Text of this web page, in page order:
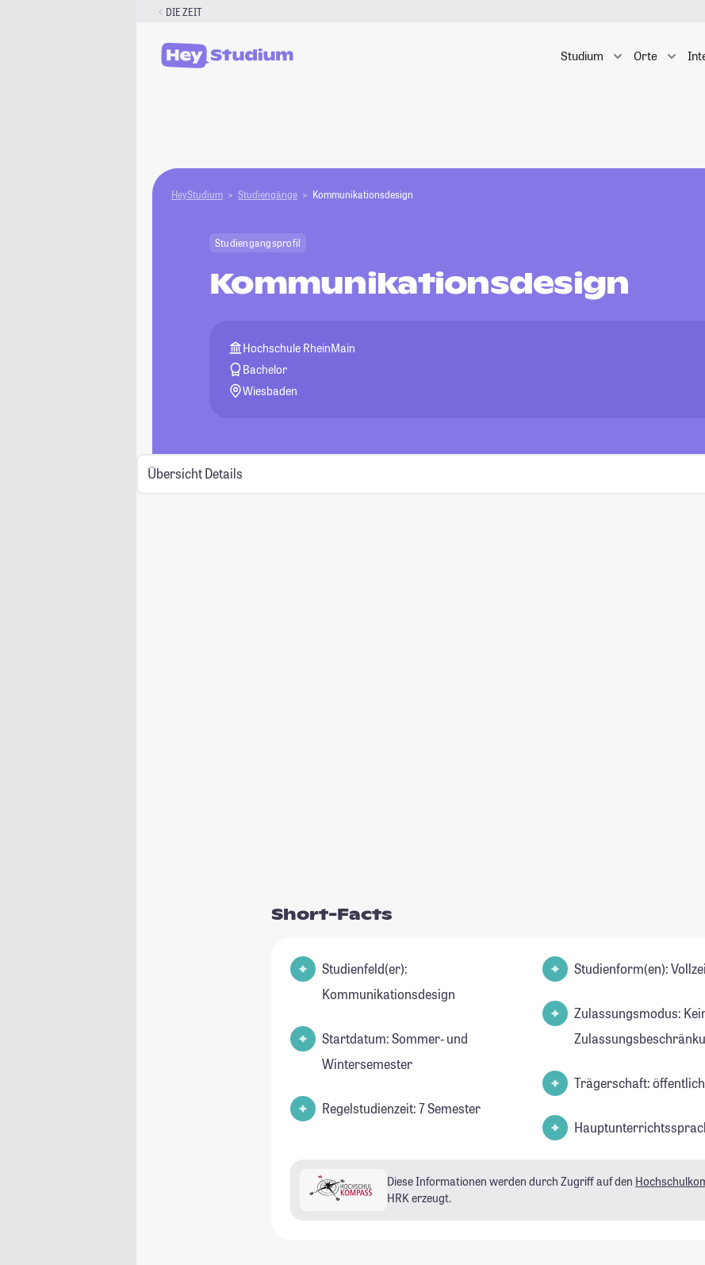
DIE ZEIT
Studium Orte
HeyStudium Studiengänge Kommunikationsdesign
Studiengangsprofil
Kommunikationsdesign
Hochschule RheinMain
Bachelor
Wiesbaden
Übersicht Details
Short-Facts
Studienfeld(er):
Kommunikationsdesign
Startdatum: Sommer- und
Wintersemester
Regelstudienzeit: 7 Semester
Studienform(en):
Zulassungsmodus:
Trägerschaft:
Diese Informationen werden durch Zugriff auf den
HRK erzeugt.